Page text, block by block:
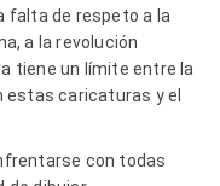
falta de respeto a la
a la revolución
tiene un límite entre la
estas caricaturas y el
con todas